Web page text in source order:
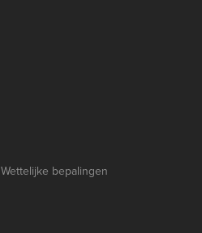
Wettelijke bepalingen